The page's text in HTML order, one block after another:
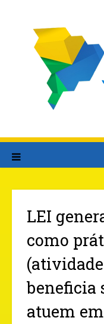
LEI
como
beneficia
atuem